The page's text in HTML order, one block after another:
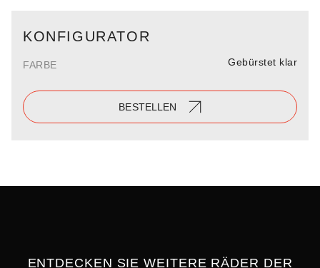
KONFIGURATOR
FARBE Gebürstet klar
BESTELLEN
ENTDECKEN SIE WEITERE RÄDER DER